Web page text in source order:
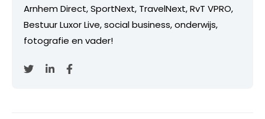
Arnhem Direct, SportNext, TravelNext, RvT VPRO,
Bestuur Luxor Live, social business, onderwijs,
fotografie en vader!